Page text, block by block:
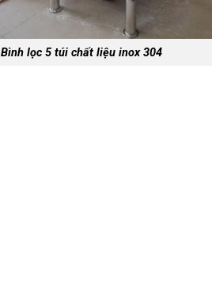
Bình lọc 5 túi chất liệu inox 304